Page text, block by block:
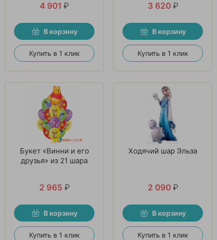
4 901 ₽
В корзину
Купить в 1 клик
3 620 ₽
В корзину
Купить в 1 клик
Букет «Винни и его
друзья» из 21 шара
2 965 ₽
В корзину
Купить в 1 клик
Ходячий шар Эльза
2 090 ₽
В корзину
Купить в 1 клик